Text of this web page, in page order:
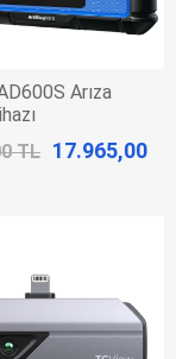
Arıza
TL 17.965,00